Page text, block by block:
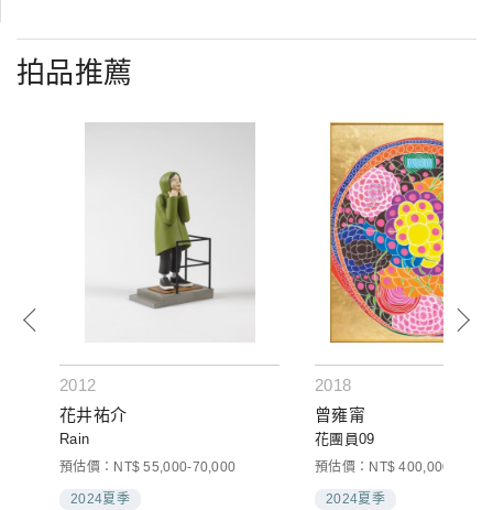
拍品推薦
2012
花井祐介
Rain
預估價：NT$ 55,000-70,000
2024夏季
2018
曾雍甯
花團員09
預估價：NT$ 400,000-
2024夏季